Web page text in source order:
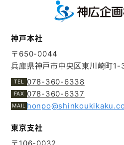
神戸本社
〒650-0044
兵庫県神戸市中央区東川崎町
078-360-6338
078-360-6337
東京支社